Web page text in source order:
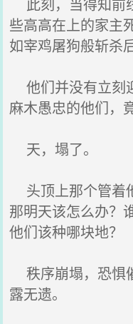
些高高在上的家主
如宰鸡屠狗般斩杀后
他们并没有立刻
麻木愚忠的他们，
天，塌了。
头顶上那个管着
那明天该怎么办？
他们该种哪块地？
秩序崩塌，恐惧
露无遗。